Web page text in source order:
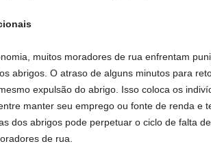
muitos moradores de rua enfrentam
abrigos. O atraso de alguns minutos para
expulsão do abrigo. Isso coloca os
manter seu emprego ou fonte de renda e
dos abrigos pode perpetuar o ciclo de falta
de rua.